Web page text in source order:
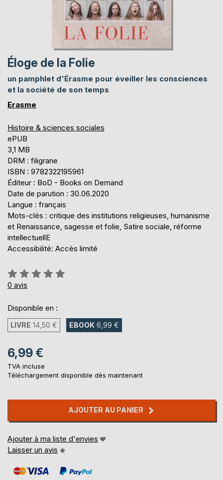
Éloge de la Folie
un pamphlet d'Érasme pour éveiller les consciences
et la société de son temps
Erasme
Histoire & sciences sociales
ePUB
3,1 MB
DRM : filigrane
ISBN : 9782322195961
Éditeur : BoD - Books on Demand
Date de parution : 30.06.2020
Langue : français
Mots-clés : critique des institutions religieuses, humanisme
et Renaissance, sagesse et folie, Satire sociale, réforme
intellectuellE
Accessibilité: Accès limité
Évaluation:
0%
0 avis
Disponible en :
LIVRE 14,50 € EBOOK 6,99 €
6,99 €
TVA incluse
Téléchargement disponible dès maintenant
AJOUTER AU PANIER
Ajouter à ma liste d'envies
Laisser un avis